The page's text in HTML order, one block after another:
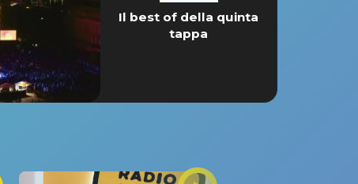
Il best of della quinta
tappa